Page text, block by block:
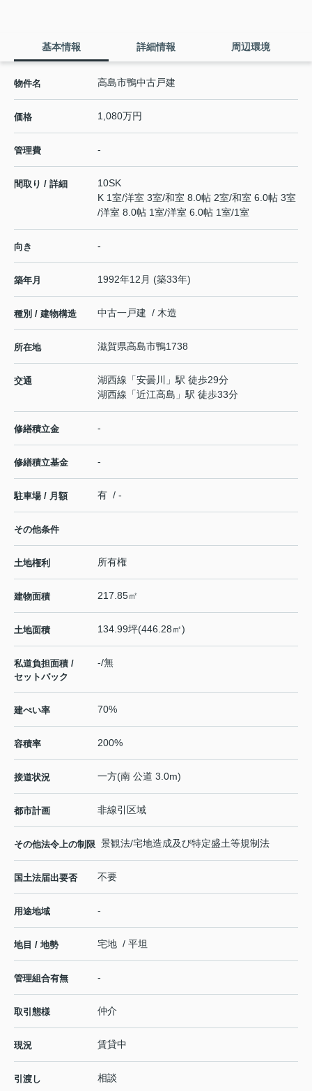
基本情報 詳細情報 周辺環境
物件名 高島市鴨中古戸建
価格 1,080万円
管理費 -
間取り / 詳細
10SK
K 1室/洋室 3室/和室 8.0帖 2室/和室 6.0帖 3室
/洋室 8.0帖 1室/洋室 6.0帖 1室/1室
向き -
築年月 1992年12月 (築33年)
種別 / 建物構造 中古一戸建 / 木造
所在地 滋賀県高島市鴨1738
交通 湖西線 「安曇川
」駅 徒歩29分
湖西線 「近江高島 」駅 徒歩33分
修繕積立金 -
修繕積立基金 -
駐車場 / 月額 有 / -
その他条件
土地権利 所有権
建物面積 217.85㎡
土地面積 134.99坪(446.28㎡)
私道負担面積 /
セットバック
-/無
建ぺい率 70%
容積率 200%
接道状況 一方(南 公道 3.0m)
都市計画 非線引区域
その他法令上の制限 景観法/宅地造成及び特定盛土等規制法
国土法届出要否 不要
用途地域 -
地目 / 地勢 宅地 / 平坦
管理組合有無 -
取引態様 仲介
現況 賃貸中
引渡し 相談